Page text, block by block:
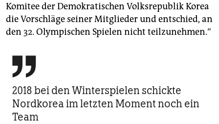
Komitee der Demokratischen Volksrepublik Korea
die Vorschläge seiner Mitglieder und entschied, an
den 32. Olympischen Spielen nicht teilzunehmen.“

2018 bei den Winterspielen schickte
Nordkorea im letzten Moment noch ein
Team